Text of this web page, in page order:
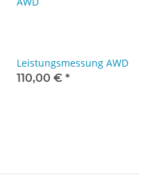
Leistungsmessung AWD
110,00 € *